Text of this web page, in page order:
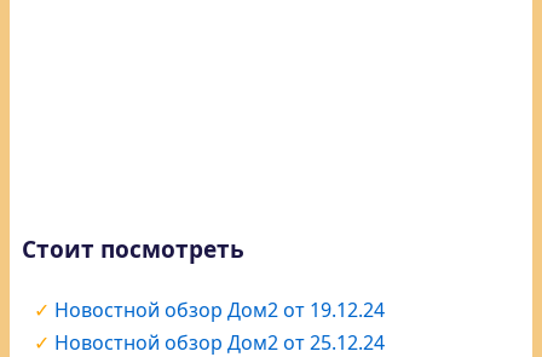
Стоит посмотреть
Новостной обзор Дом2 от 19.12.24
Новостной обзор Дом2 от 25.12.24